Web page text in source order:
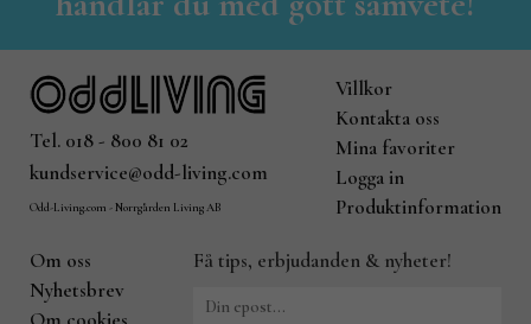
Tel. 018 - 800 81 02
kundservice@odd-living.com
Odd-Living.com - Norrgården Living AB
Villkor
Kontakta oss
Mina favoriter
Logga in
Produktinformation
Om oss
Nyhetsbrev
Få tips, erbjudanden & nyheter!